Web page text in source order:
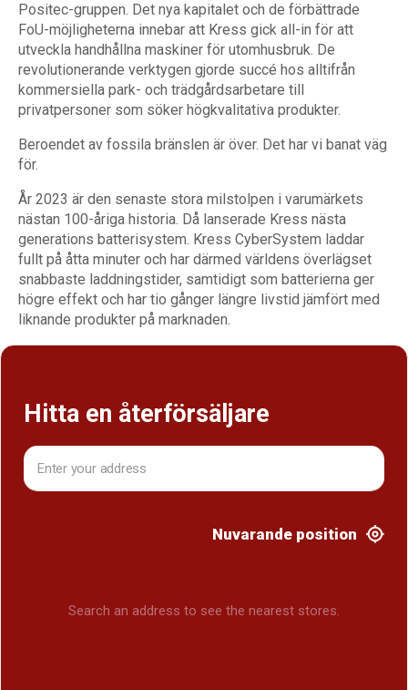
Positec-gruppen. Det nya kapitalet och de förbättrade
FoU-möjligheterna innebar att Kress gick all-in för att
utveckla handhållna maskiner för utomhusbruk. De
revolutionerande verktygen gjorde succé hos alltifrån
kommersiella park- och trädgårdsarbetare till
privatpersoner som söker högkvalitativa produkter.
Beroendet av fossila bränslen är över. Det har vi banat väg
för.
År 2023 är den senaste stora milstolpen i varumärkets
nästan 100-åriga historia. Då lanserade Kress nästa
generations batterisystem. Kress CyberSystem laddar
fullt på åtta minuter och har därmed världens överlägset
snabbaste laddningstider, samtidigt som batterierna ger
högre effekt och har tio gånger längre livstid jämfört med
liknande produkter på marknaden.
Hitta en återförsäljare
Nuvarande position
Search an address to see the nearest stores.